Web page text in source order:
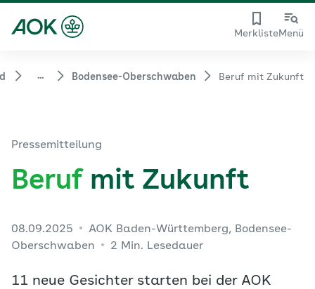
MerklisteMenü
... Bodensee-Oberschwaben Beruf mit Zukunft
Pressemitteilung
Beruf mit Zukunft
08.09.2025
AOK Baden-Württemberg, Bodensee-
Oberschwaben
2 Min. Lesedauer
11 neue Gesichter starten bei der AOK